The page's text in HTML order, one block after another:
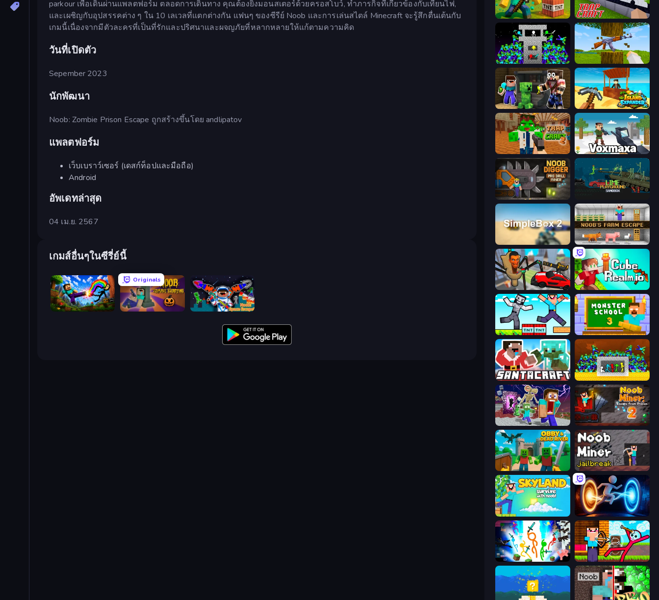
parkour เพื่อเดินผ่านแพลตฟอร์ม ตลอดการเดินทาง คุณต้องยิงมอนสเตอร์ด้วยครอสโบว์, ทำภารกิจที่เกี่ยวข้องกับเทียนไฟ,
และเผชิญกับอุปสรรคต่าง ๆ ใน 10 เลเวลที่แตกต่างกัน แฟนๆ ของซีรีย์ Noob และการเล่นสไตล์ Minecraft จะรู้สึกตื่นเต้นกับ
เกมนี้เนื่องจากมีตัวละครที่เป็นที่รักและปริศนาและผจญภัยที่หลากหลายให้แก้ตามความคิด
วันที่เปิดตัว
Sepember 2023
นักพัฒนา
Noob: Zombie Prison Escape ถูกสร้างขึ้นโดย andlipatov
แพลตฟอร์ม
เว็บเบราว์เซอร์ (เดสก์ท็อปและมือถือ)
Android
อัพเดทล่าสุด
04 เม.ย. 2567
เกมส์อื่นๆในซีรี่ย์นี้
Noob: Wall Crusher
Originals
Noob: Space Escape!
Voxel Playground: Ragdoll Noob Trap Craft
Stick Epic Fighter Mine Shooter 3D
Noob Trolls Pro Island Expander
Trap Craft 2 Voxmaxa
Noob Digger: Pro Drill Miner
Noob's Farm Escape
Cars vs Skibidi Toilet CubeRealm.io
Noob Gigachad: Parkour Tricks Challenge Monster School 3
SantaCraft Stick Fighter vs Zombies
Monster School Herobrine Siren Head Noob Miner 2: Escape From Prison
Obby & Dead River Noob Miner: Escape From Prison
Skyland Survive With Noob! Portal Escape
Stickman Epic Noob Archer vs Stickman Zombie